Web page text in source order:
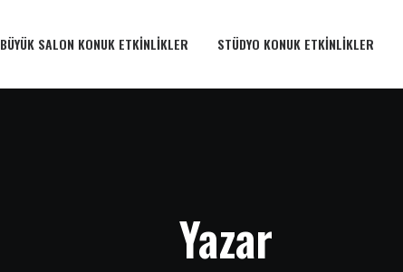
BÜYÜK SALON KONUK ETKINLIKLER STÜDYO KONUK ETKINLIKLER
Yazar